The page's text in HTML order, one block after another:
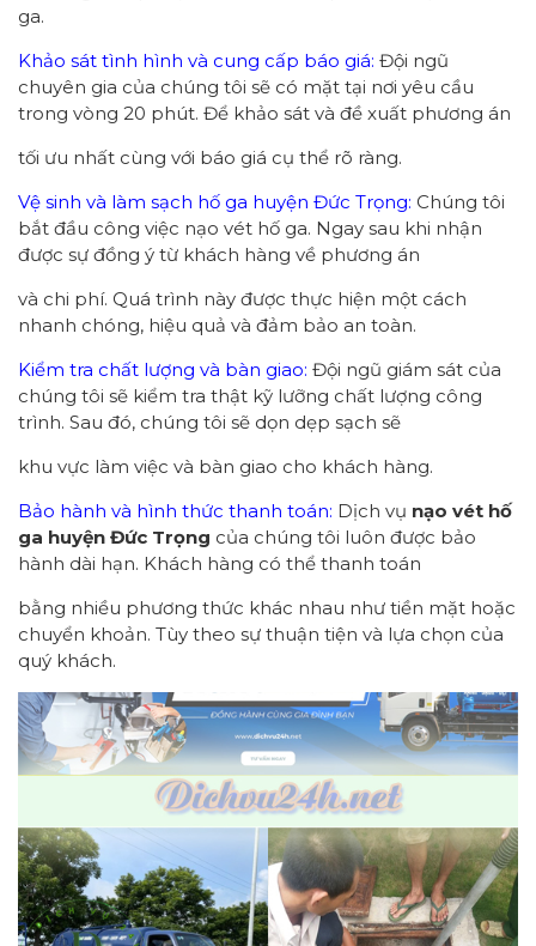
ga.
Khảo sát tình hình và cung cấp báo giá: Đội ngũ
chuyên gia của chúng tôi sẽ có mặt tại nơi yêu cầu
trong vòng 20 phút. Để khảo sát và đề xuất phương án
tối ưu nhất cùng với báo giá cụ thể rõ ràng.
Vệ sinh và làm sạch hố ga huyện Đức Trọng: Chúng tôi
bắt đầu công việc nạo vét hố ga. Ngay sau khi nhận
được sự đồng ý từ khách hàng về phương án
và chi phí. Quá trình này được thực hiện một cách
nhanh chóng, hiệu quả và đảm bảo an toàn.
Kiểm tra chất lượng và bàn giao: Đội ngũ giám sát của
chúng tôi sẽ kiểm tra thật kỹ lưỡng chất lượng công
trình. Sau đó, chúng tôi sẽ dọn dẹp sạch sẽ
khu vực làm việc và bàn giao cho khách hàng.
Bảo hành và hình thức thanh toán: Dịch vụ nạo vét hố
ga huyện Đức Trọng của chúng tôi luôn được bảo
hành dài hạn. Khách hàng có thể thanh toán
bằng nhiều phương thức khác nhau như tiền mặt hoặc
chuyển khoản. Tùy theo sự thuận tiện và lựa chọn của
quý khách.